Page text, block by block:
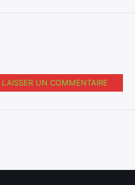
LAISSER UN COMMENTAIRE